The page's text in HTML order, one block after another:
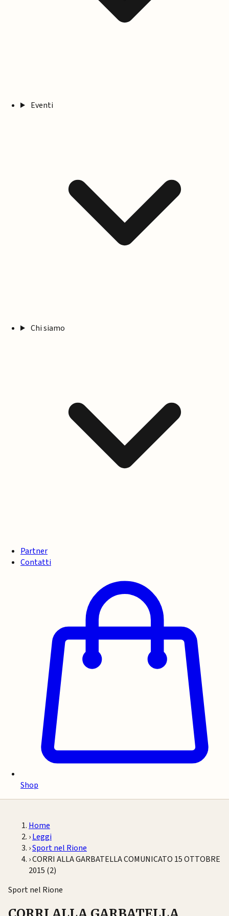
Eventi
Chi siamo
Partner
Contatti
Shop
Home
›Leggi
›Sport nel Rione
›CORRI ALLA GARBATELLA COMUNICATO 15 OTTOBRE
2015 (2)
Sport nel Rione